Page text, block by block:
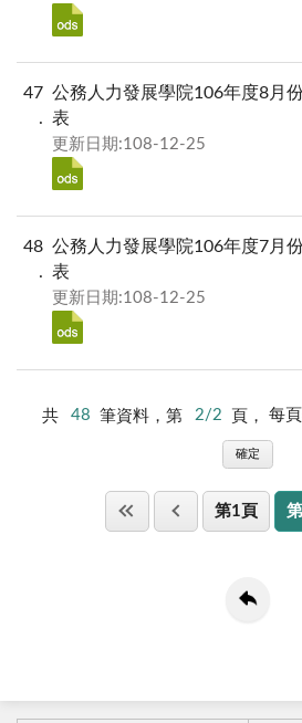
47 公務人力發展學院106年度8月
表
更新日期:108-12-25
48 公務人力發展學院106年度7月
表
更新日期:108-12-25
共 48 筆資料，第 2/2 頁， 每
確定
第1頁